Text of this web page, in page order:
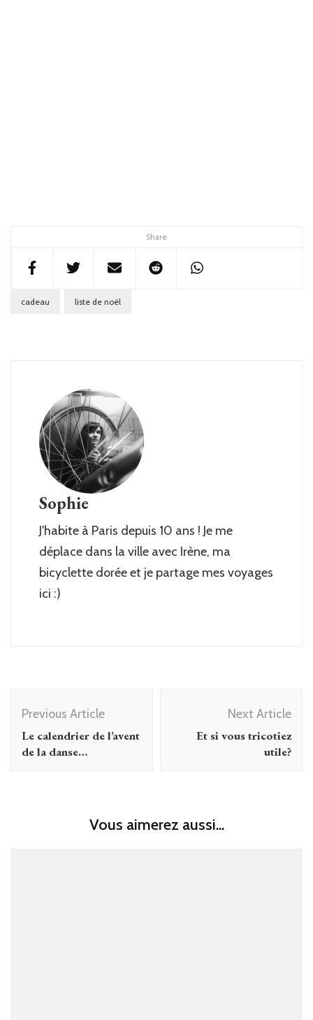
Share
cadeau liste de noël
Sophie
J'habite à Paris depuis 10 ans ! Je me
déplace dans la ville avec Irène, ma
bicyclette dorée et je partage mes voyages
ici :)
Navigation
Previous Article
Le calendrier de l’avent
de la danse…
Next Article
Et si vous tricotiez
utile?
Vous aimerez aussi...